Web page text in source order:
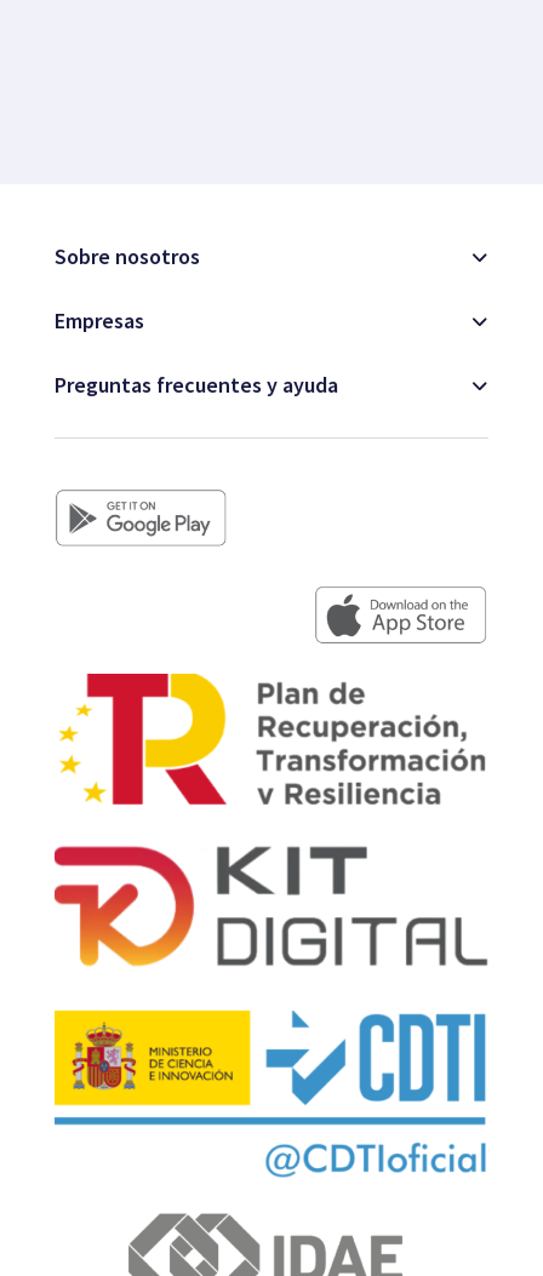
Sobre nosotros
Empresas
Preguntas frecuentes y ayuda